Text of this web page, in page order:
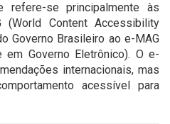
refere-se principalmente às
(World Content Accessibility
Governo Brasileiro ao e-MAG
Governo Eletrônico). O e-
internacionais, mas
acessível para